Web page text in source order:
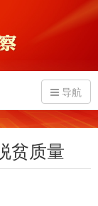
导航
贫质量